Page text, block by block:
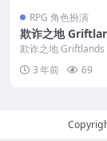
RPG 角色扮演
欺诈之地
果电脑游戏 原生
12 13 14
欺诈之地 Griftlands
脑游戏 原生中文版
3 年前 69